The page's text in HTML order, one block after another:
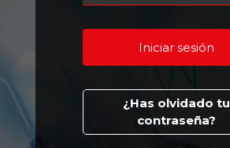
¿Has olvidado tu
contraseña?